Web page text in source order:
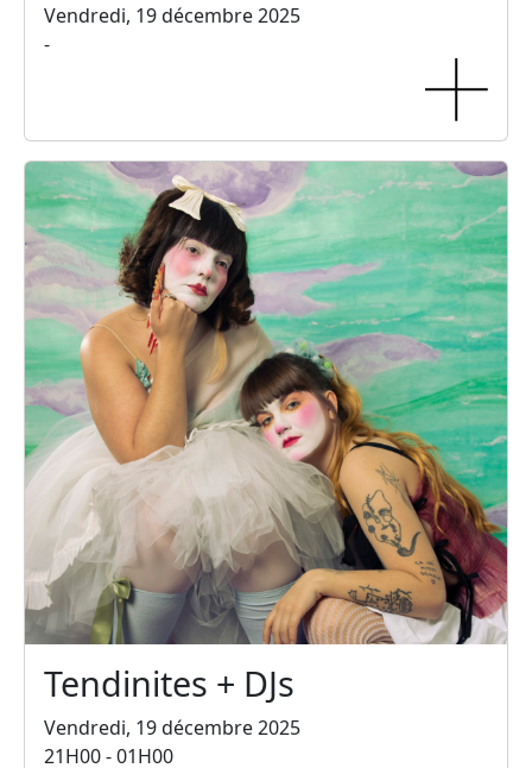
Vendredi, 19 décembre 2025
-
Tendinites + DJs
Vendredi, 19 décembre 2025
21H00 - 01H00